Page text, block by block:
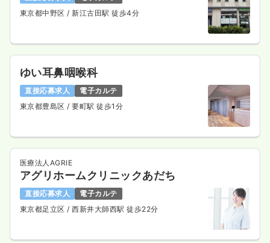
東京都中野区/ 新江古田駅 徒歩4分
ゆい耳鼻咽喉科
直接応募求人
電子カルテ
東京都豊島区/ 要町駅 徒歩1分
医療法人AGRIE
アグリホームクリニックあだち
直接応募求人
電子カルテ
東京都足立区/ 西新井大師西駅 徒歩22分